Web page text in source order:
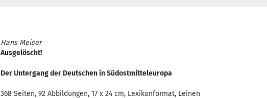
Hans Meiser
Ausgelöscht!
Der Untergang der Deutschen in Südostmitteleuropa
368 Seiten, 92 Abbildungen, 17 x 24 cm, Lexikonformat, Leinen